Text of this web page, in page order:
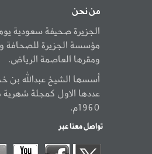
من نحن
الجزيرة صحيفة سعودية
مؤسسة الجزيرة للصحافة
ومقرها العاصمة الرياض.
أسسها الشيخ عبدالله
عددها الاول كمجلة شهرية
1960م.
تواصل معنا عبر